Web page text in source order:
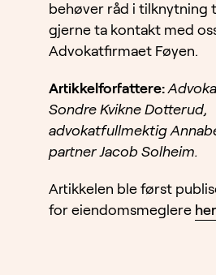
behøver råd i tilknytning
gjerne ta kontakt med
Advokatfirmaet Føyen.
Artikkelforfattere:
Sondre Kvikne Dotterud,
advokatfullmektig
partner Jacob Solheim.
Artikkelen ble først
for eiendomsmeglere